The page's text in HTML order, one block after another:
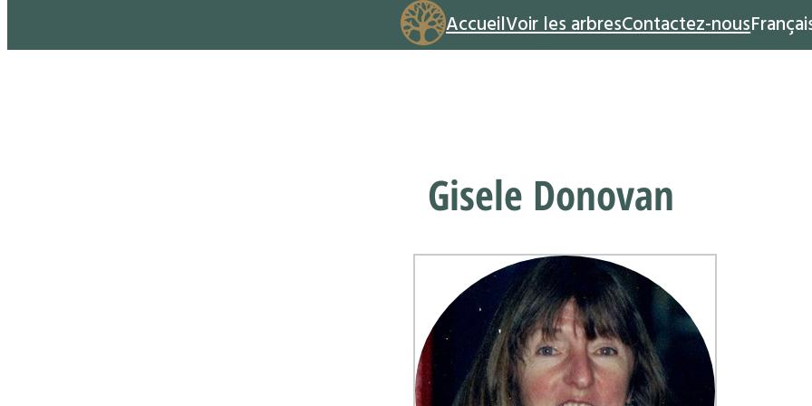
AccueilVoir les arbresContactez-nous
Gisele Donovan